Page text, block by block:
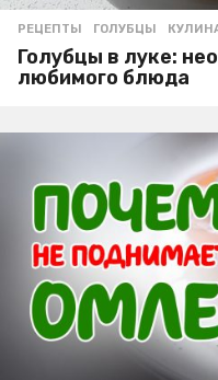
РЕЦЕПТЫ ГОЛУБЦЫ ,
Голубцы в луке:
любимого блюда